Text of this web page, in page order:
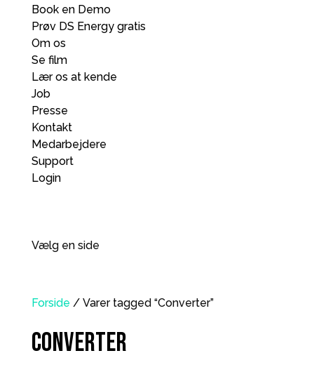
Book en Demo
Prøv DS Energy gratis
Om os
Se film
Lær os at kende
Job
Presse
Kontakt
Medarbejdere
Support
Login
Vælg en side
Forside / Varer tagged “Converter”
Converter